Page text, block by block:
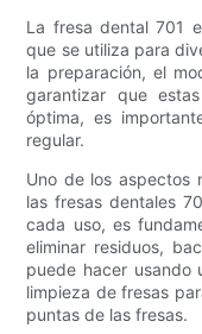
La fresa dental 701
que se utiliza para
la preparación, el
garantizar que
óptima, es
regular.
Uno de los aspectos
las fresas dentales
cada uso, es
eliminar residuos,
puede hacer usando
limpieza de fresas
puntas de las fresas.